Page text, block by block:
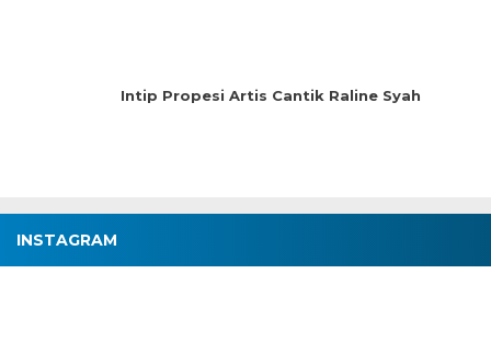
Intip Propesi Artis Cantik Raline Syah
INSTAGRAM